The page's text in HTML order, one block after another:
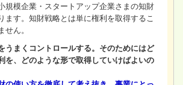
規模企業・スタートアップ企業さまの知財
ます。知財戦略とは単に権利を取得するこ
せん。
うまくコントロールする。そのためにはど
を、どのような形で取得していけばよいの